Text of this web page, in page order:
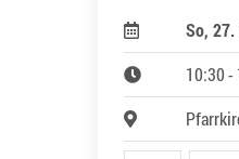
So, 27.
10:30 -